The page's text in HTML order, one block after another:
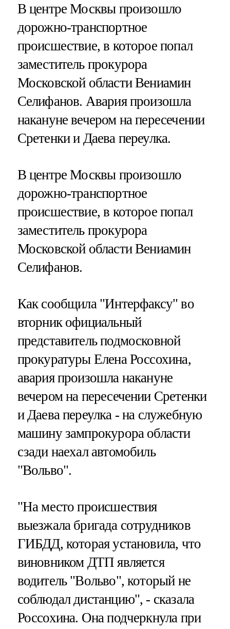
В центре Москвы произошло
дорожно-транспортное
происшествие, в которое попал
заместитель прокурора
Московской области Вениамин
Селифанов. Авария произошла
накануне вечером на пересечении
Сретенки и Даева переулка.
В центре Москвы произошло
дорожно-транспортное
происшествие, в которое попал
заместитель прокурора
Московской области Вениамин
Селифанов.
Как сообщила "Интерфаксу" во
вторник официальный
представитель подмосковной
прокуратуры Елена Россохина,
авария произошла накануне
вечером на пересечении Сретенки
и Даева переулка - на служебную
машину зампрокурора области
сзади наехал автомобиль
"Вольво".
"На место происшествия
выезжала бригада сотрудников
ГИБДД, которая установила, что
виновником ДТП является
водитель "Вольво", который не
соблюдал дистанцию", - сказала
Россохина. Она подчеркнула при